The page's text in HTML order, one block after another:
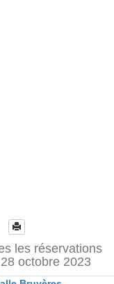
les réservations
octobre 2023